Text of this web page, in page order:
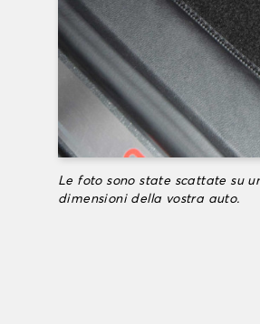
Le foto sono state scattate su
dimensioni della vostra auto.